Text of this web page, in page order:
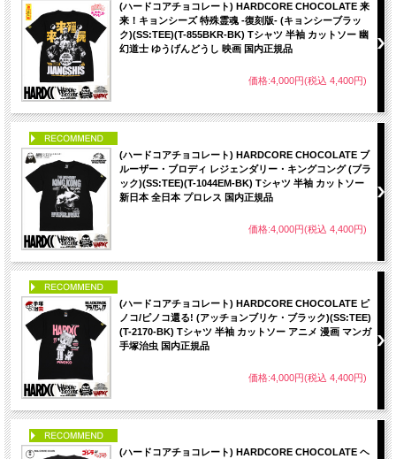
(ハードコアチョコレート) HARDCORE CHOCOLATE 来
来！キョンシーズ 特殊霊魂 -復刻版- (キョンシーブラッ
ク)(SS:TEE)(T-855BKR-BK) Tシャツ 半袖 カットソー 幽
幻道士 ゆうげんどうし 映画 国内正規品
価格:4,000円(税込 4,400円)
(ハードコアチョコレート) HARDCORE CHOCOLATE ブ
ルーザー・ブロディ レジェンダリー・キングコング (ブラ
ック)(SS:TEE)(T-1044EM-BK) Tシャツ 半袖 カットソー
新日本 全日本 プロレス 国内正規品
価格:4,000円(税込 4,400円)
(ハードコアチョコレート) HARDCORE CHOCOLATE ピ
ノコ/ピノコ還る! (アッチョンブリケ・ブラック)(SS:TEE)
(T-2170-BK) Tシャツ 半袖 カットソー アニメ 漫画 マンガ
手塚治虫 国内正規品
価格:4,000円(税込 4,400円)
(ハードコアチョコレート) HARDCORE CHOCOLATE ヘ